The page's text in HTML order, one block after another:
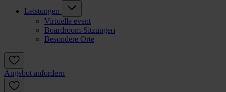
Leistungen
Virtuelle event
Boardroom-Sitzungen
Besondere Orte
Angebot anfordern